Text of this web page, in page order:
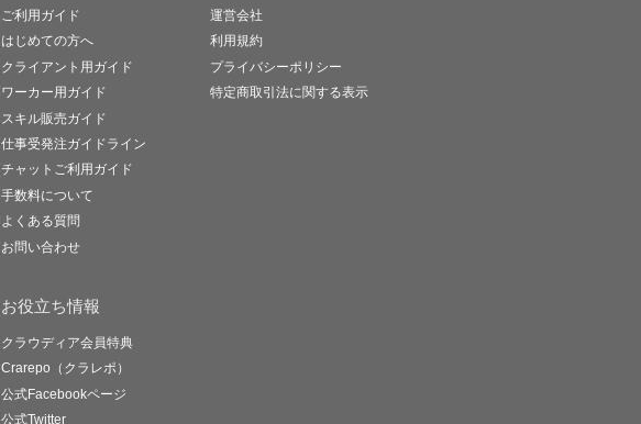
ご利用ガイド
はじめての方へ
クライアント用ガイド
ワーカー用ガイド
スキル販売ガイド
仕事受発注ガイドライン
チャットご利用ガイド
手数料について
よくある質問
お問い合わせ
お役立ち情報
クラウディア会員特典
Crarepo（クラレポ）
公式Facebookページ
公式Twitter
運営会社
利用規約
プライバシーポリシー
特定商取引法に関する表示